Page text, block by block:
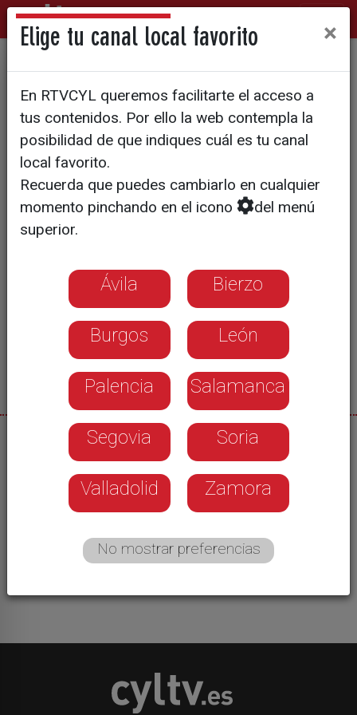
La fundación "Eusebio
Sacristán" amplia su labor a
gente mayor de 65 años
27/09/2025
La fundación “Eusebio Sacristán” va a enfocar su
trabajo también con personas jubiladas mayores
de 65 años. Este fin de semana han hecho un
primer ensayo con una jornada de jubilados del
sindicato UGT en unas instalaciones que
Elige tu canal local favorito ×
En RTVCYL queremos facilitarte el acceso a
tus contenidos. Por ello la web contempla la
posibilidad de que indiques cuál es tu canal
local favorito.
Recuerda que puedes cambiarlo en cualquier
momento pinchando en el icono
del menú
superior.
Ávila Bierzo
Burgos León
Palencia Salamanca
Segovia Soria
Valladolid Zamora
No mostrar preferencias